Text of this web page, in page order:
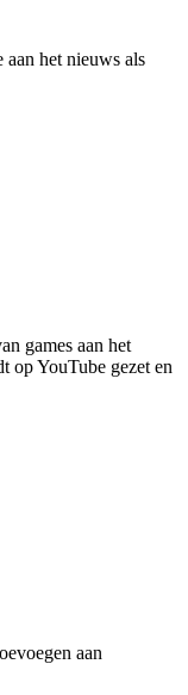
het nieuws als
games aan het
op YouTube gezet en
aan